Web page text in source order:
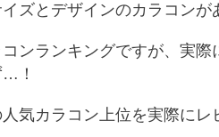
ズとデザインのカラコンが
ンランキングですが、実
！
気カラコン上位を実際に